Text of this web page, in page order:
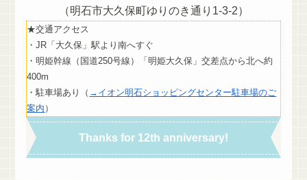
（明石市大久保町ゆりのき通り1-3-2）
★交通アクセス
・JR「大久保」駅より南へすぐ
・明姫幹線（国道250号線）「明姫大久保」交差点から北へ約
400m
・駐車場あり（ →イオン明石ショッピングセンター駐車場のご
案内 ）
Thanks for 12th anniversary!